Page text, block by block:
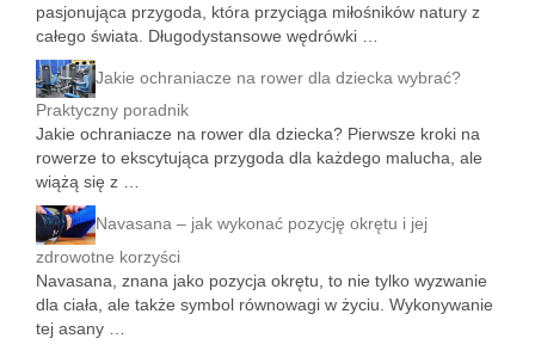
pasjonująca przygoda, która przyciąga miłośników natury z
całego świata. Długodystansowe wędrówki …
Jakie ochraniacze na rower dla dziecka wybrać?
Praktyczny poradnik
Jakie ochraniacze na rower dla dziecka? Pierwsze kroki na
rowerze to ekscytująca przygoda dla każdego malucha, ale
wiążą się z …
Navasana – jak wykonać pozycję okrętu i jej
zdrowotne korzyści
Navasana, znana jako pozycja okrętu, to nie tylko wyzwanie
dla ciała, ale także symbol równowagi w życiu. Wykonywanie
tej asany …